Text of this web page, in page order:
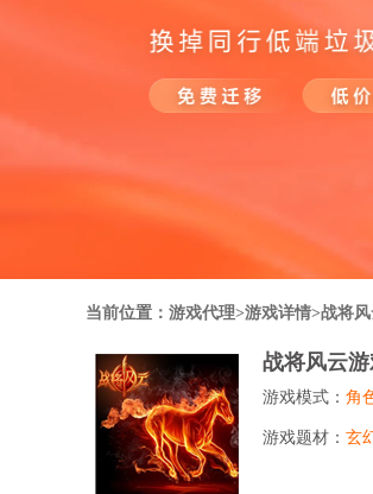
游戏联运系统（海外版）
支持多国语言，多种国际支付
行业对比
千款热门游戏，精品热推
陪玩后台管理系统
一站式管理陪玩技师/订单/玩家数据...
当前位置： 游戏代理>游戏详情>战将
战将风云
游戏模式： 角
游戏题材： 玄